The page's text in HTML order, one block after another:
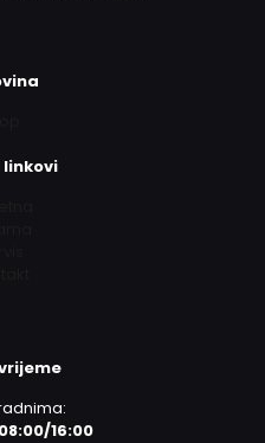
linkovi
16:00